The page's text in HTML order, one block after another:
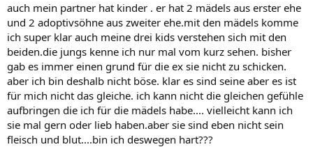
auch mein partner hat kinder . er hat 2 mädels aus erster ehe
und 2 adoptivsöhne aus zweiter ehe.mit den mädels komme
ich super klar auch meine drei kids verstehen sich mit den
beiden.die jungs kenne ich nur mal vom kurz sehen. bisher
gab es immer einen grund für die ex sie nicht zu schicken.
aber ich bin deshalb nicht böse. klar es sind seine aber es ist
für mich nicht das gleiche. ich kann nicht die gleichen gefühle
aufbringen die ich für die mädels habe.... vielleicht kann ich
sie mal gern oder lieb haben.aber sie sind eben nicht sein
fleisch und blut....bin ich deswegen hart???